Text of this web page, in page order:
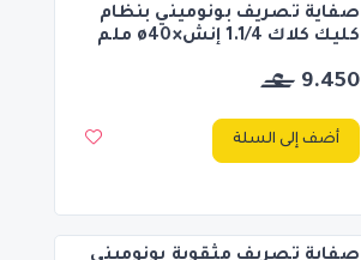
صفاية تصريف بونوميني بنظام
كليك كلاك 1.1/4 إنش×ø40 ملم
9.450
أضف إلى السلة